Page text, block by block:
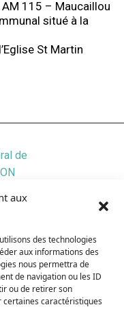
aux
des technologies
aux informations des
nous permettra de
de navigation ou les ID
ou de retirer son
caractéristiques
115 – Maucaillou
situé à la
St Martin
de